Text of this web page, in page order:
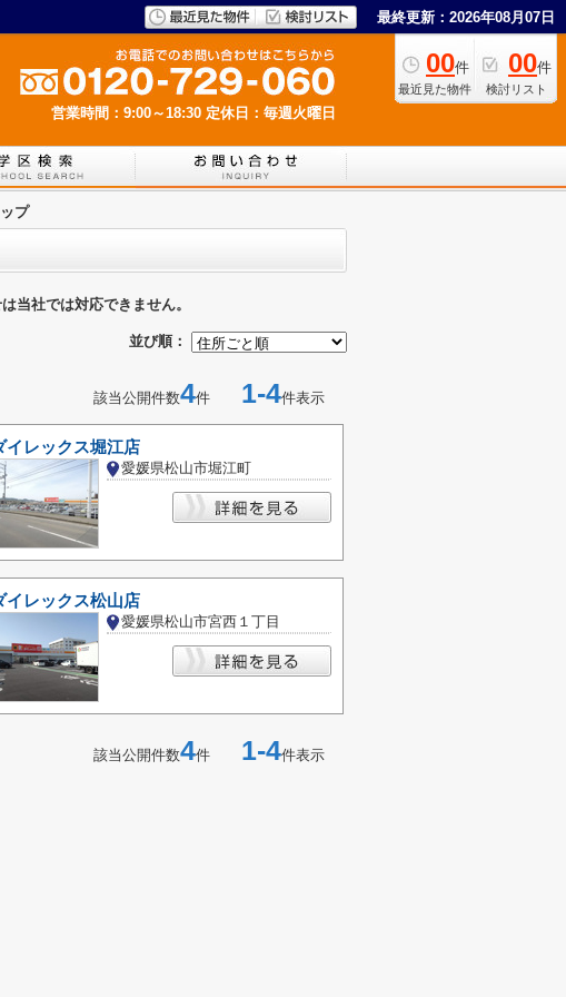
最終更新：2026年08月07日
00件
最近見た物件
00件
検討リスト
営業時間：9:00～18:30 定休日：毎週火曜日
プ
当社では対応できません。
並び順：
該当公開件数4件 1-4件表示
イレックス堀江店
愛媛県松山市堀江町
イレックス松山店
愛媛県松山市宮西１丁目
該当公開件数4件 1-4件表示